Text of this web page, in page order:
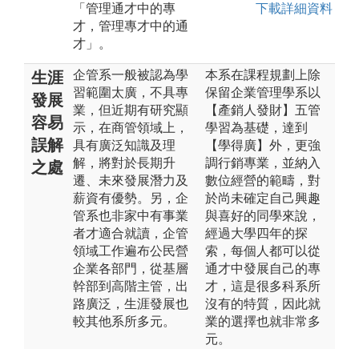
「管理通才中的專
才，管理專才中的通
才」。
下載詳細資料
生涯
發展
容易
誤解
之處
企管系一般被認為學
習範圍太廣，不具專
業，但近期有研究顯
示，在商管領域上，
具有廣泛知識及理
解，將對於長期升
遷、未來發展潛力及
薪資有優勢。另，企
管系也非家中有事業
者才適合就讀，企管
領域工作遍布公民營
企業各部門，從基層
幹部到高階主管，出
路廣泛，生涯發展也
較其他系所多元。
本系在課程規劃上除
保留企業管理學系以
【產銷人發財】五管
學習為基礎，達到
【學得廣】外，更強
調行銷專業，並納入
數位經營的範疇，對
於尚未確定自己興趣
與喜好的同學來說，
經過大學四年的探
索，每個人都可以從
通才中發展自己的專
才，這是很多科系所
沒有的特質，因此就
業的選擇也就非常多
元。